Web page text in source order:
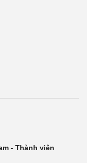
- Thành viên